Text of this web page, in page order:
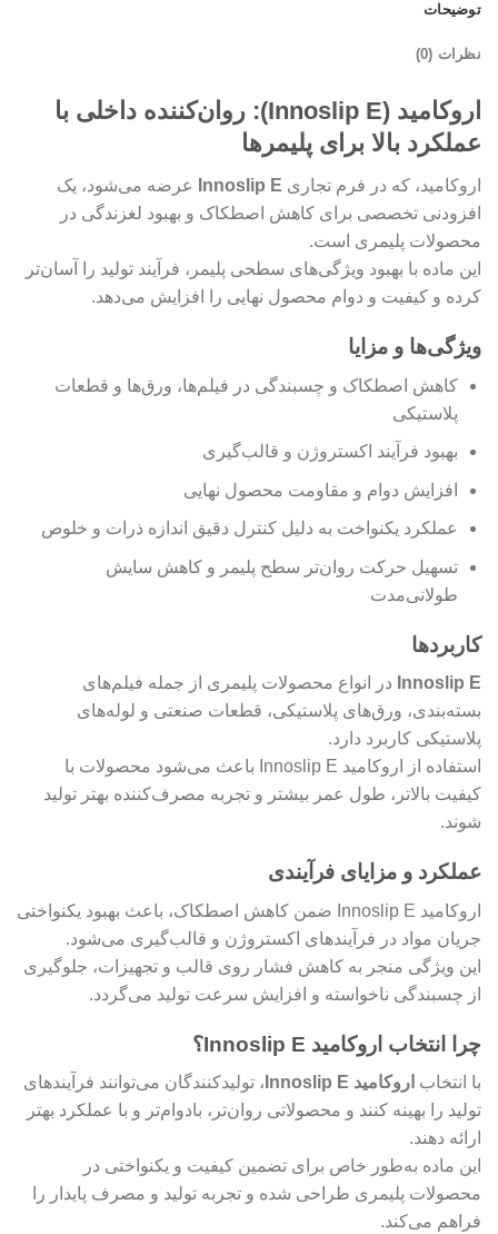
توضیحات
نظرات (0)
اروکامید (Innoslip E): روان‌کننده داخلی با
عملکرد بالا برای پلیمرها
اروکامید، که در فرم تجاری Innoslip E
عرضه می‌شود، یک
افزودنی تخصصی برای کاهش اصطکاک و بهبود لغزندگی در
محصولات پلیمری است.
این ماده با بهبود ویژگی‌های سطحی پلیمر، فرآیند تولید را آسان‌تر
کرده و کیفیت و دوام محصول نهایی را افزایش می‌دهد.
ویژگی‌ها و مزایا
کاهش اصطکاک و چسبندگی در فیلم‌ها، ورق‌ها و قطعات
پلاستیکی
بهبود فرآیند اکستروژن و قالب‌گیری
افزایش دوام و مقاومت محصول نهایی
عملکرد یکنواخت به دلیل کنترل دقیق اندازه ذرات و خلوص
تسهیل حرکت روان‌تر سطح پلیمر و کاهش سایش
طولانی‌مدت
کاربردها
Innoslip E در انواع محصولات پلیمری از جمله فیلم‌های
بسته‌بندی، ورق‌های پلاستیکی، قطعات صنعتی و لوله‌های
پلاستیکی کاربرد دارد.
استفاده از اروکامید Innoslip E باعث می‌شود محصولات با
کیفیت بالاتر، طول عمر بیشتر و تجربه مصرف‌کننده بهتر تولید
شوند.
عملکرد و مزایای فرآیندی
اروکامید Innoslip E ضمن کاهش اصطکاک، باعث بهبود یکنواختی
جریان مواد در فرآیندهای اکستروژن و قالب‌گیری می‌شود.
این ویژگی منجر به کاهش فشار روی قالب و تجهیزات، جلوگیری
از چسبندگی ناخواسته و افزایش سرعت تولید می‌گردد.
چرا انتخاب اروکامید Innoslip E؟
با انتخاب اروکامید Innoslip E
، تولیدکنندگان می‌توانند فرآیندهای
تولید را بهینه کنند و محصولاتی روان‌تر، بادوام‌تر و با عملکرد بهتر
ارائه دهند.
این ماده به‌طور خاص برای تضمین کیفیت و یکنواختی در
محصولات پلیمری طراحی شده و تجربه تولید و مصرف پایدار را
فراهم می‌کند.